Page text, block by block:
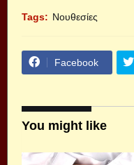
Tags: Νουθεσίες
Facebook
You might like